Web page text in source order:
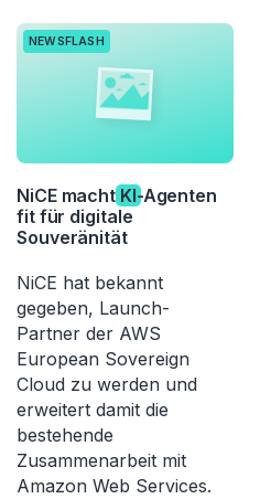
NEWSFLASH
NiCE macht KI-Agenten
fit für digitale
Souveränität
NiCE hat bekannt
gegeben, Launch-
Partner der AWS
European Sovereign
Cloud zu werden und
erweitert damit die
bestehende
Zusammenarbeit mit
Amazon Web Services.